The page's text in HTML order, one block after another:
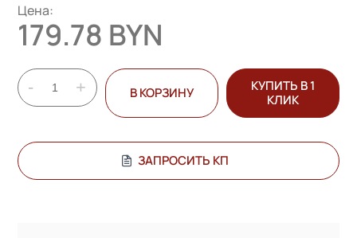
Цена:
179.78 BYN
- + В КОРЗИНУ
КУПИТЬ В 1
КЛИК
ЗАПРОСИТЬ КП